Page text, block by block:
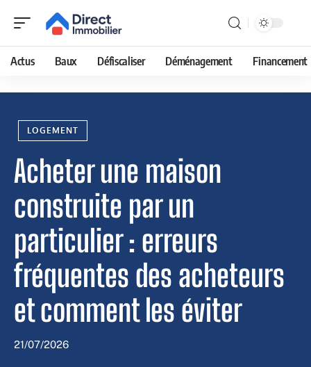
Actus Baux Défiscaliser Déménagement Financement
LOGEMENT
Acheter une maison
construite par un
particulier : erreurs
fréquentes des acheteurs
et comment les éviter
21/07/2026